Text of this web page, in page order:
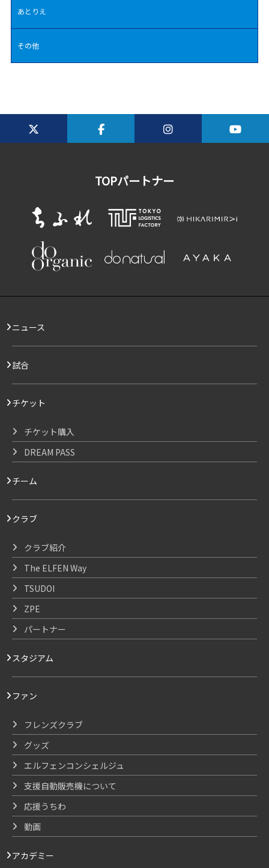
あとりえ
その他
TOPパートナー
ニュース
試合
チケット
チケット購入
DREAM PASS
チーム
クラブ
クラブ紹介
The ELFEN Way
TSUDOI
ZPE
パートナー
スタジアム
ファン
フレンズクラブ
グッズ
エルフェンコンシェルジュ
支援自動販売機について
応援うちわ
動画
アカデミー